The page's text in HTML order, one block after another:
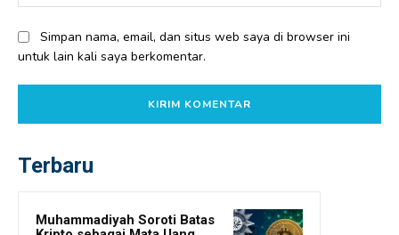
Simpan nama, email, dan situs web saya di browser ini
untuk lain kali saya berkomentar.
Terbaru
Muhammadiyah Soroti Batas